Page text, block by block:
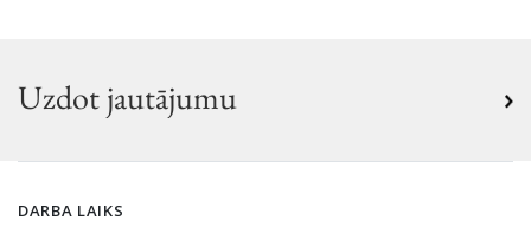
Uzdot jautājumu
DARBA LAIKS